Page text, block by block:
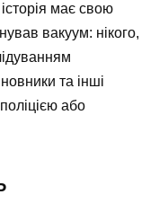
має свою
вакуум: нікого,
та інші
або